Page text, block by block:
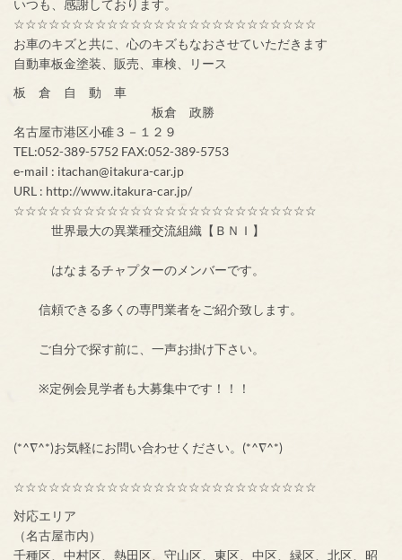
いつも、感謝しております。
☆☆☆☆☆☆☆☆☆☆☆☆☆☆☆☆☆☆☆☆☆☆☆☆☆☆
お車のキズと共に、心のキズもなおさせていただきます
自動車板金塗装、販売、車検、リース
板 倉 自 動 車
板倉 政勝
名古屋市港区小碓３－１２９
TEL:052-389-5752 FAX:052-389-5753
e-mail : itachan@itakura-car.jp
URL : http://www.itakura-car.jp/
☆☆☆☆☆☆☆☆☆☆☆☆☆☆☆☆☆☆☆☆☆☆☆☆☆☆
世界最大の異業種交流組織【ＢＮＩ】
はなまるチャプターのメンバーです。
信頼できる多くの専門業者をご紹介致します。
ご自分で探す前に、一声お掛け下さい。
※定例会見学者も大募集中です！！！
(*^∇^*)お気軽にお問い合わせください。(*^∇^*)
☆☆☆☆☆☆☆☆☆☆☆☆☆☆☆☆☆☆☆☆☆☆☆☆☆☆
対応エリア
（名古屋市内）
千種区、中村区、熱田区、守山区、東区、中区、緑区、北区、昭